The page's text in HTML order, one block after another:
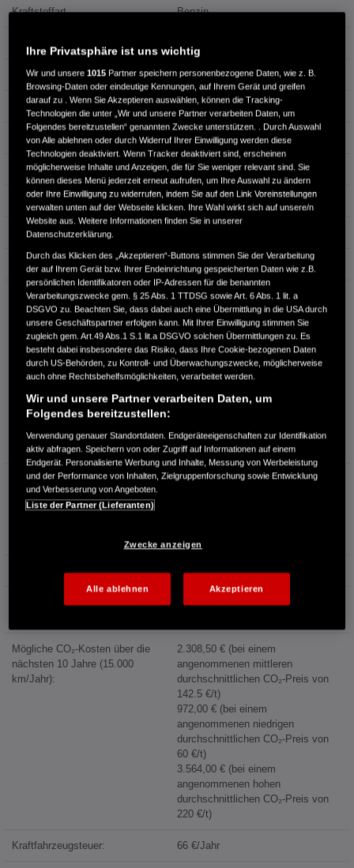
Kraftstoffart Benzin
Türen 5
Leistung 105 kW / 143 PS
Hubraum 1.993 cm³
Erstzulassung 06.2026
Bauart Limousine
Energieverbrauch kombiniert:
CO₂-Emissionen kombiniert: 108 g/km
CO₂-Klasse: C
Energieverbrauch und die CO₂-
Emissionen des neuen PKW
Kraftstoffverbrauch:
4,7 l/100km (kombiniert)
5,9 l/100km (Autobahn)
Kraftstoffpreis: 1,744 €/l (Jahresdurchschnitt 2025)
Energiekosten bei 15.000 km
Mögliche CO₂-Kosten über die
nächsten 10 Jahre (15.000
km/Jahr):
2.308,50 € (bei einem
angenommenen mittleren
durchschnittlichen CO₂-Preis von
142.5 €/t)
972,00 € (bei einem
angenommenen niedrigen
durchschnittlichen CO₂-Preis von
60 €/t)
3.564,00 € (bei einem
angenommenen hohen
durchschnittlichen CO₂-Preis von
220 €/t)
Kraftfahrzeugsteuer: 66 €/Jahr
Ihre Privatsphäre ist uns wichtig
Wir und unsere1015 Partner speichern personenbezogene Daten, wie z. B.
Browsing-Daten oder eindeutige Kennungen, auf Ihrem Gerät und greifen
darauf zu . Wenn Sie Akzeptieren auswählen, können die Tracking-
Technologien die unter „Wir und unsere Partner verarbeiten Daten, um
Folgendes bereitzustellen“ genannten Zwecke unterstützen. . Durch Auswahl
von Alle ablehnen oder durch Widerruf Ihrer Einwilligung werden diese
Technologien deaktiviert. Wenn Tracker deaktiviert sind, erscheinen
möglicherweise Inhalte und Anzeigen, die für Sie weniger relevant sind. Sie
können dieses Menü jederzeit erneut aufrufen, um Ihre Auswahl zu ändern
oder Ihre Einwilligung zu widerrufen, indem Sie auf den Link Voreinstellungen
verwalten unten auf der Webseite klicken. Ihre Wahl wirkt sich auf unsere/n
Website aus. Weitere Informationen finden Sie in unserer
Datenschutzerklärung.
Durch das Klicken des „Akzeptieren“-Buttons stimmen Sie der Verarbeitung
der auf Ihrem Gerät bzw. Ihrer Endeinrichtung gespeicherten Daten wie z.B.
persönlichen Identifikatoren oder IP-Adressen für die benannten
Verarbeitungszwecke gem. § 25 Abs. 1 TTDSG sowie Art. 6 Abs. 1 lit. a
DSGVO zu. Beachten Sie, dass dabei auch eine Übermittlung in die USA durch
unsere Geschäftspartner erfolgen kann. Mit Ihrer Einwilligung stimmen Sie
zugleich gem. Art.49 Abs.1 S.1 lit.a DSGVO solchen Übermittlungen zu. Es
besteht dabei insbesondere das Risiko, dass Ihre Cookie-bezogenen Daten
durch US-Behörden, zu Kontroll- und Überwachungszwecke, möglicherweise
auch ohne Rechtsbehelfsmöglichkeiten, verarbeitet werden.
Wir und unsere Partner verarbeiten Daten, um
Folgendes bereitzustellen:
Verwendung genauer Standortdaten. Endgeräteeigenschaften zur Identifikation
aktiv abfragen. Speichern von oder Zugriff auf Informationen auf einem
Endgerät. Personalisierte Werbung und Inhalte, Messung von Werbeleistung
und der Performance von Inhalten, Zielgruppenforschung sowie Entwicklung
und Verbesserung von Angeboten.
Liste der Partner (Lieferanten)
Zwecke anzeigen
Alle ablehnen Akzeptieren